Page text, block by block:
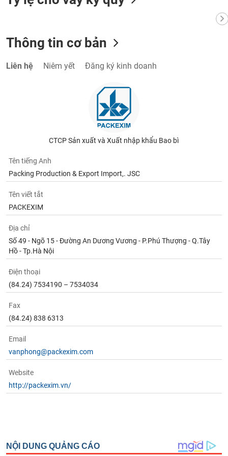
Thông tin cơ bản
Liên hệ Niêm yết Đăng ký kinh doanh
CTCP Sản xuất và Xuất nhập khẩu Bao bì
Tên tiếng Anh
Packing Production & Export Import,. JSC
Tên viết tắt
PACKEXIM
Địa chỉ
Số 49 - Ngõ 15 - Đường An Dương Vương - P.Phú Thượng - Q.Tây
Hồ - Tp.Hà Nội
Điện thoại
(84.24) 7534190 – 7534034
Fax
(84.24) 838 6313
Email
vanphong@packexim.com
Website
http://packexim.vn/
VỤ
SẢN
chứng
(-)
Tất cả
Lãnh
(-)
Tất cả Người nội bộ Người liên quan Cổ đông lớn
Tin
(-)
Bài
của
tác
Báo
cáo